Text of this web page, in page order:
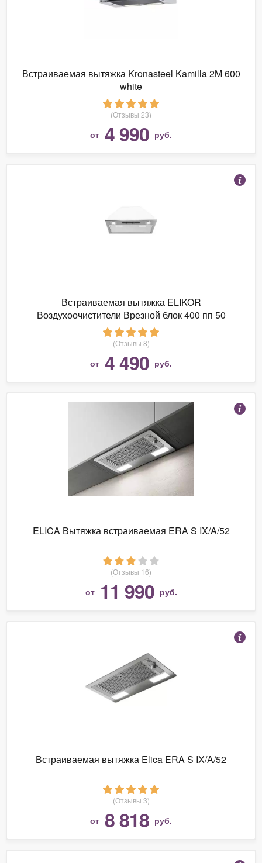
Встраиваемая вытяжка Kronasteel Kamilla 2M 600
white
(Отзывы 23)
от 4 990 руб.
Встраиваемая вытяжка ELIKOR
Воздухоочистители Врезной блок 400 пп 50
нержавейка
(Отзывы 8)
от 4 490 руб.
ELICA Вытяжка встраиваемая ERA S IX/A/52
(Отзывы 16)
от 11 990 руб.
Встраиваемая вытяжка Elica ERA S IX/A/52
(Отзывы 3)
от 8 818 руб.